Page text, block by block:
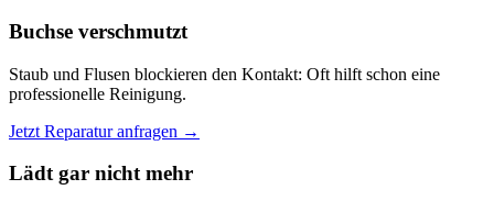
Buchse verschmutzt
Staub und Flusen blockieren den Kontakt: Oft hilft schon eine
professionelle Reinigung.
Jetzt Reparatur anfragen →
Lädt gar nicht mehr